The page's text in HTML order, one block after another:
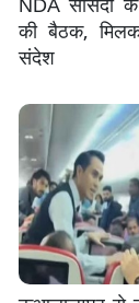
की बैठक,
संदेश